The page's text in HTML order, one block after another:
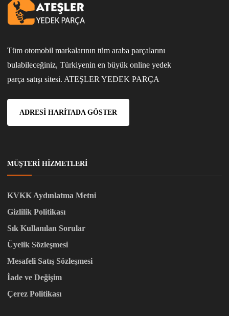
Tüm otomobil markalarının tüm araba parçalarını
bulabileceğiniz, Türkiyenin en büyük online yedek
parça satışı sitesi. ATEŞLER YEDEK PARÇA
ADRESI HARITADA GÖSTER
MÜŞTERI HIZMETLERI
KVKK Aydınlatma Metni
Gizlilik Politikası
Sık Kullanılan Sorular
Üyelik Sözleşmesi
Mesafeli Satış Sözleşmesi
İade ve Değişim
Çerez Politikası